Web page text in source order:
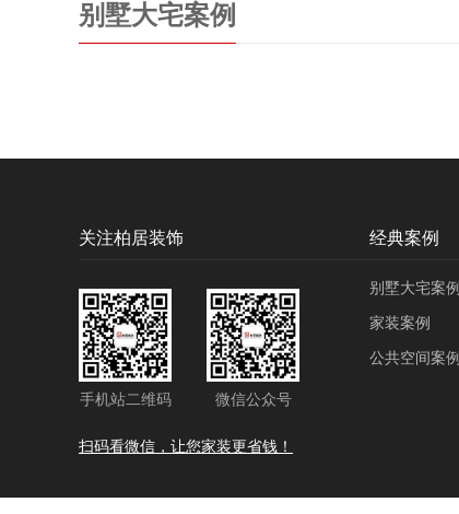
别墅大宅案例
关注柏居装饰
手机站二维码 微信公众号
扫码看微信，让您家装更省钱！
经典案例
别墅大宅案例
家装案例
公共空间案例